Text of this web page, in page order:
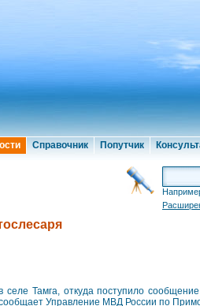
Справочник Попутчик
селе Тамга, откуда поступило
Управление МВД России по